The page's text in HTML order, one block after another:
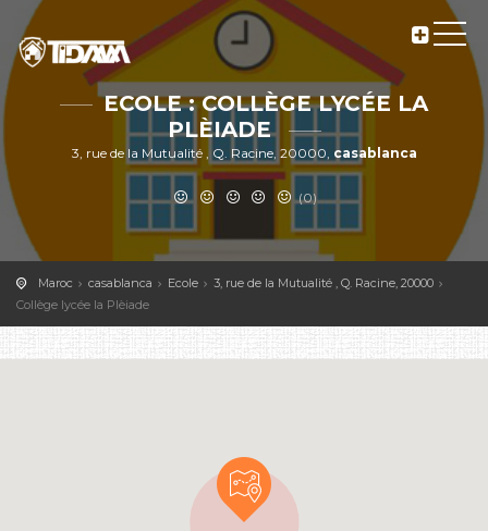
ECOLE : COLLÈGE LYCÉE LA
PLÈIADE
3, rue de la Mutualité , Q. Racine, 20000, casablanca
(0)
Maroc casablanca Ecole
3, rue de la Mutualité , Q. Racine, 20000
Collège lycée la Plèiade